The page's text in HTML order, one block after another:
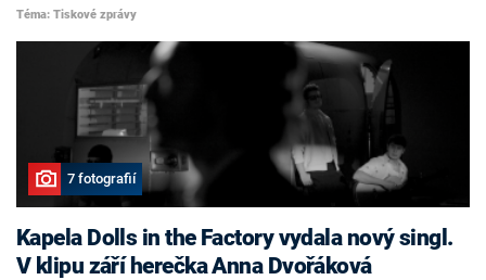
Téma: Tiskové zprávy
7 fotografií
Kapela Dolls in the Factory vydala nový singl.
V klipu září herečka Anna Dvořáková